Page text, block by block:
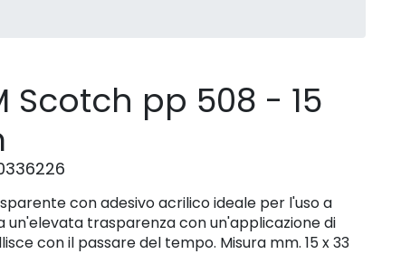
Scotch pp 508 - 15
con adesivo acrilico ideale per l'uso a
un'elevata trasparenza con un'applicazione di
con il passare del tempo. Misura mm. 15 x 33